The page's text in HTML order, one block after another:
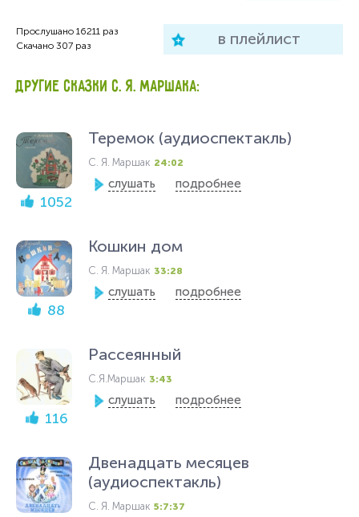
Прослушано 16211 раз
Скачано 307 раз в плейлист
ДРУГИЕ СКАЗКИ С. Я. МАРШАКА:
1052
Теремок (аудиоспектакль)
С. Я. Маршак 24:02
слушать подробнее
88
Кошкин дом
С. Я. Маршак 33:28
слушать подробнее
116
Рассеянный
С.Я.Маршак 3:43
слушать подробнее
Двенадцать месяцев
(аудиоспектакль)
С. Я. Маршак 5:7:37